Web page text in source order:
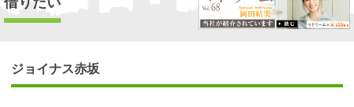
ジョイナス赤坂